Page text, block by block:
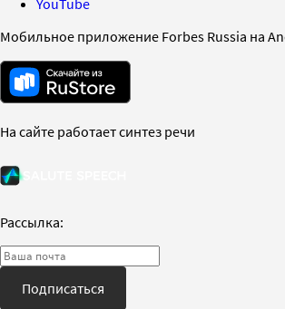
Мобильное приложение Forbes Russia на
На сайте работает синтез речи
Рассылка:
Подписаться